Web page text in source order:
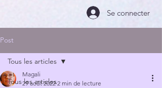
Se connecter
Post
Tous les articles
Tous les articles
Magali
29 août 2022 2 min de lecture